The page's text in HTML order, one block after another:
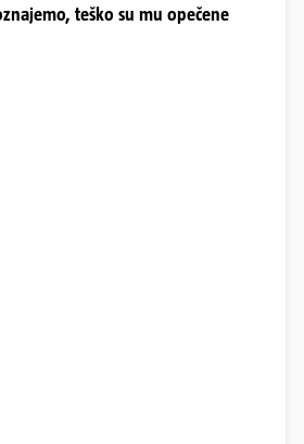
teško su mu opečene